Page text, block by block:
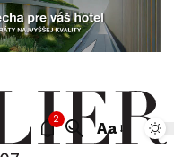
2
Aa